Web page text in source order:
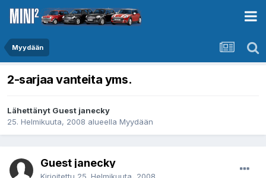
Myydään
2-sarjaa vanteita yms.
Lähettänyt Guest janecky
25. Helmikuuta, 2008 alueella Myydään
Guest janecky